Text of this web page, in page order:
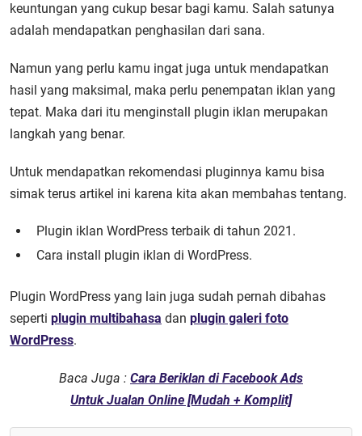
keuntungan yang cukup besar bagi kamu. Salah satunya
adalah mendapatkan penghasilan dari sana.
Namun yang perlu kamu ingat juga untuk mendapatkan
hasil yang maksimal, maka perlu penempatan iklan yang
tepat. Maka dari itu menginstall plugin iklan merupakan
langkah yang benar.
Untuk mendapatkan rekomendasi pluginnya kamu bisa
simak terus artikel ini karena kita akan membahas tentang.
Plugin iklan WordPress terbaik di tahun 2021.
Cara install plugin iklan di WordPress.
Plugin WordPress yang lain juga sudah pernah dibahas
seperti plugin multibahasa dan plugin galeri foto
WordPress.
Baca Juga : Cara Beriklan di Facebook Ads
Untuk Jualan Online [Mudah + Komplit]